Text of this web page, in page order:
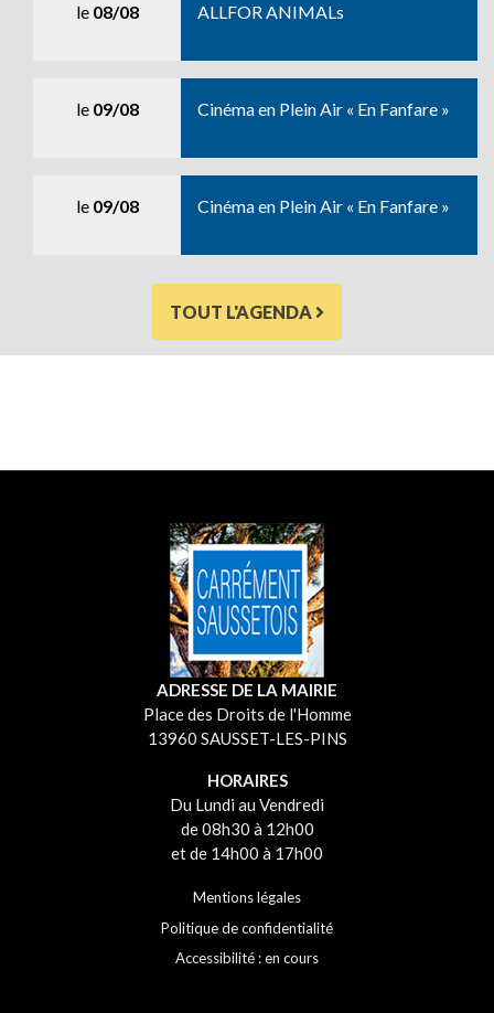
le 08/08 ALLFOR ANIMALs
le 09/08 Cinéma en Plein Air « En Fanfare »
le 09/08 Cinéma en Plein Air « En Fanfare »
TOUT L'AGENDA
ADRESSE DE LA MAIRIE
Place des Droits de l'Homme
13960 SAUSSET-LES-PINS
HORAIRES
Du Lundi au Vendredi
de 08h30 à 12h00
et de 14h00 à 17h00
Mentions légales
Politique de confidentialité
Accessibilité : en cours